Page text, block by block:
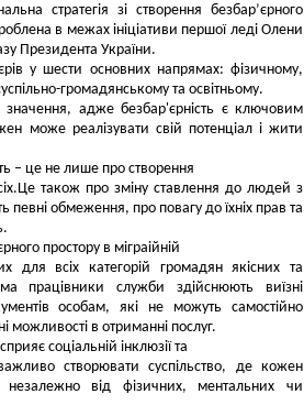
стратегія зі створення безбар’єрного
в межах ініціативи першої леді Олени
Президента України.
у шести основних напрямах: фізичному,
громадянському та освітньому.
адже безбар'єрність є ключовим
може реалізувати свій потенціал і жити
– це не лише про створення
також про зміну ставлення до людей з
певні обмеження, про повагу до їхніх прав та
простору в міграійній
для всіх категорій громадян якісних та
працівники служби здійснюють виїзні
особам, які не можуть самостійно
можливості в отриманні послуг.
соціальній інклюзії та
створювати суспільство, де кожен
від фізичних, ментальних чи